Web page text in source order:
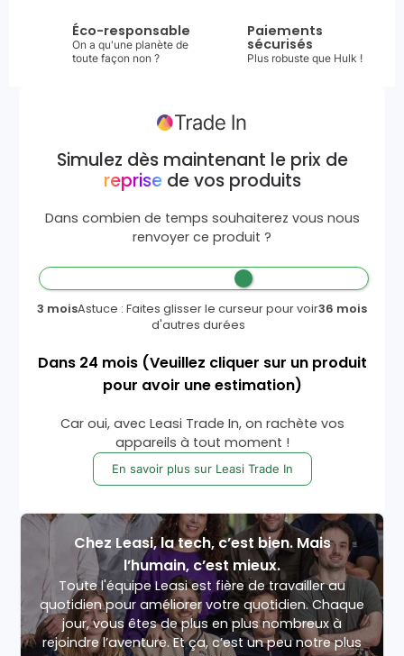
Éco-responsable
On a qu'une planète de
toute façon non ?
Paiements
sécurisés
Plus robuste que Hulk !
Simulez dès maintenant le prix de
reprisede vos produits
Dans combien de temps souhaiterez vous nous
renvoyer ce produit ?
3 moisAstuce : Faites glisser le curseur pour voir
d'autres durées
36 mois
Dans 24 mois (Veuillez cliquer sur un produit
pour avoir une estimation)
Car oui, avec Leasi Trade In, on rachète vos
appareils à tout moment !
En savoir plus sur Leasi Trade In
Chez Leasi, la tech, c’est bien. Mais
l’humain, c’est mieux.
Toute l'équipe Leasi est fière de travailler au
quotidien pour améliorer votre quotidien. Chaque
jour, vous êtes de plus en plus nombreux à
rejoindre l’aventure. Et ça, c’est un peu notre plus